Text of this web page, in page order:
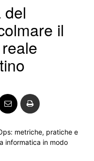
del
il
metriche, pratiche e
informatica in modo